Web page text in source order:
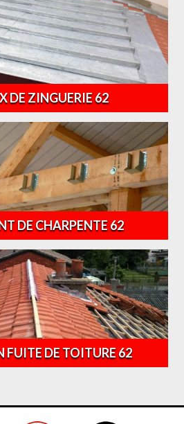
DE ZINGUERIE 62
DE CHARPENTE 62
FUITE DE TOITURE 62